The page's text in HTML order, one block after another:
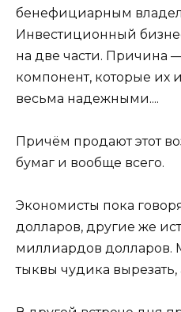
бенефициарным
Инвестиционный
на две части. Причина
компонент, которые их
весьма надежными....
Причём продают этот
бумаг и вообще всего.
Экономисты пока
долларов, другие же
миллиардов долларов.
тыквы чудика вырезать,